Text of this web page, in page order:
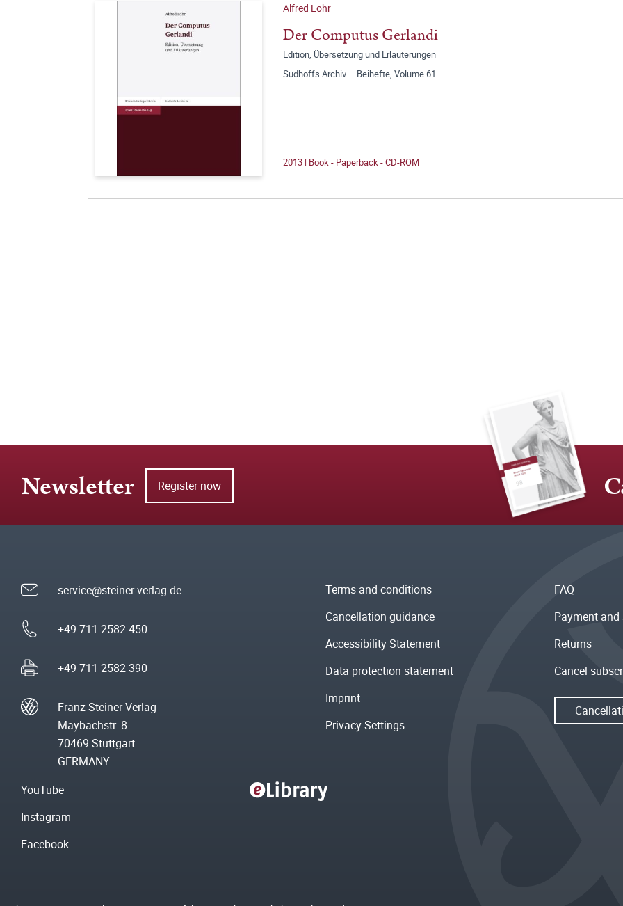
Alfred Lohr
Der Computus Gerlandi
Edition, Übersetzung und Erläuterungen
Sudhoffs Archiv – Beihefte, Volume 61
2013 | Book - Paperback - CD-ROM
Newsletter Register now
service@steiner-verlag.de
+49 711 2582-450
+49 711 2582-390
Franz Steiner Verlag
Maybachstr. 8
70469 Stuttgart
GERMANY
Terms and conditions
Cancellation guidance
Accessibility Statement
Data protection statement
Imprint
Privacy Settings
FAQ
Payment
Returns
Cancel
YouTube
Instagram
Facebook